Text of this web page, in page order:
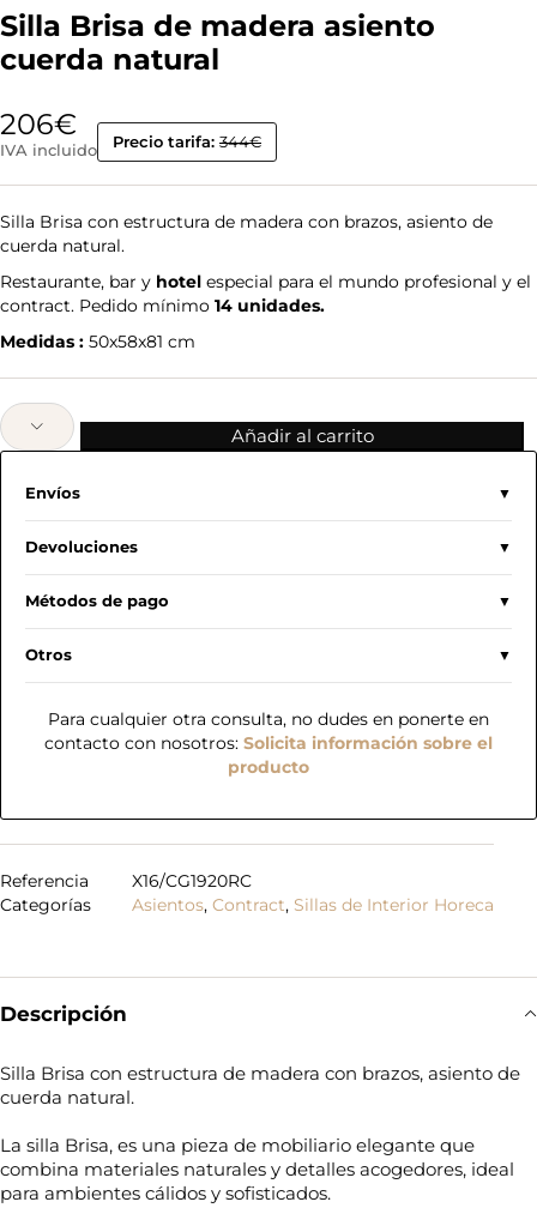
Silla Brisa de madera asiento
cuerda natural
206€
IVA incluido Precio tarifa: 344€
Silla Brisa con estructura de madera con brazos, asiento de
cuerda natural.
Restaurante, bar y hotel especial para el mundo profesional y el
contract. Pedido mínimo 14 unidades.
Medidas : 50x58x81 cm
Añadir al carrito
Envíos
Devoluciones
Métodos de pago
Otros
Para cualquier otra consulta, no dudes en ponerte en
contacto con nosotros: Solicita información sobre el
producto
Referencia
X16/CG1920RC
Categorías
Asientos, Contract, Sillas de Interior Horeca
Descripción
Silla Brisa con estructura de madera con brazos, asiento de
cuerda natural.
La silla Brisa, es una pieza de mobiliario elegante que
combina materiales naturales y detalles acogedores, ideal
para ambientes cálidos y sofisticados.